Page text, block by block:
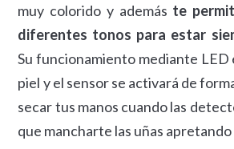
muy colorido y además te
diferentes tonos para estar
Su funcionamiento mediante LED
piel y el sensor se activará de
secar tus manos cuando las
que mancharte las uñas